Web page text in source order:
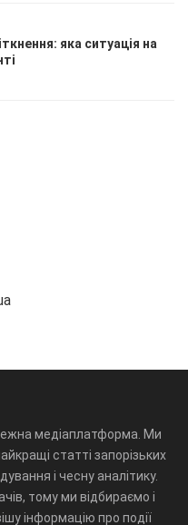
яка ситуація на
медіаплатформа. Ми
статті запорізьких
і чесну аналітику.
тому ми відбираємо і
інформацію про події